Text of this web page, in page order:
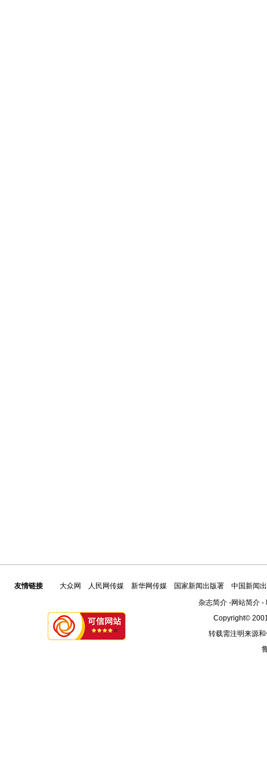
友情链接 大众网 人民网传媒 新华网传媒 国家新闻出版署
中国新闻
杂志简介-网站简介-
Copyright©
转载需注明来源